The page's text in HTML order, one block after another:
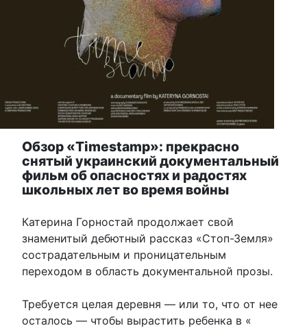
Обзор «Timestamp»: прекрасно
снятый украинский документальный
фильм об опасностях и радостях
школьных лет во время войны
Катерина Горностай продолжает свой
знаменитый дебютный рассказ «Стоп-Земля»
сострадательным и проницательным
переходом в область документальной прозы.
Требуется целая деревня — или то, что от нее
осталось — чтобы вырастить ребенка в «